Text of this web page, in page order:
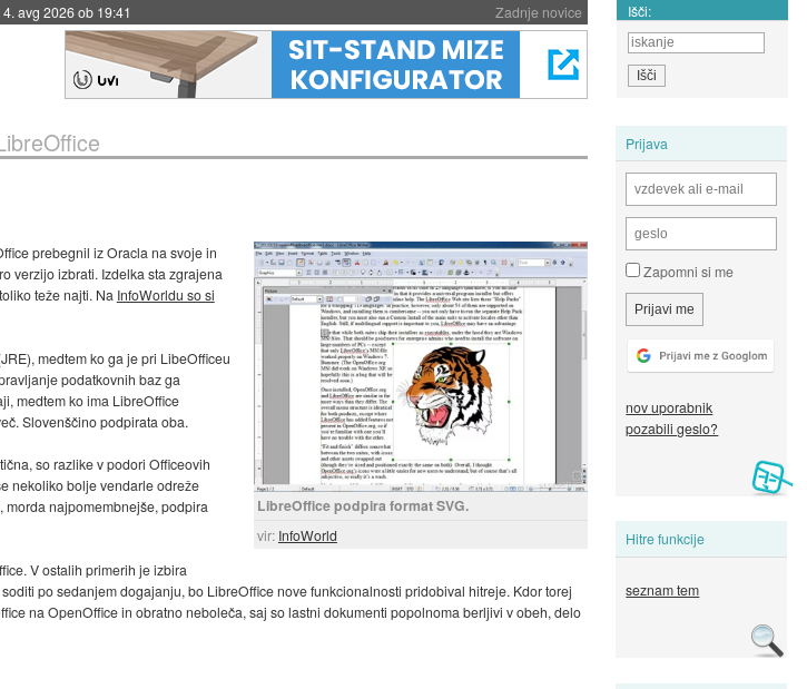
Zadnje novice
2026 ob 19:41 Išči:
Prijava
Zapomni si me
nov uporabnik
pozabili geslo?
Hitre funkcije
seznam tem
LibreOffice podpira format SVG.
vir: InfoWorld
prebegnil iz Oracla na svoje in
verzijo izbrati. Izdelka sta zgrajena
teže najti. Na InfoWorldu so si
medtem ko ga je pri LibeOfficeu
podatkovnih baz ga
medtem ko ima LibreOffice
Slovenščino podpirata oba.
so razlike v podori Officeovih
nekoliko bolje vendarle odreže
najpomembnejše, podpira
V ostalih primerih je izbira
po sedanjem dogajanju, bo LibreOffice nove funkcionalnosti pridobival hitreje. Kdor torej
na OpenOffice in obratno neboleča, saj so lastni dokumenti popolnoma berljivi v obeh, delo